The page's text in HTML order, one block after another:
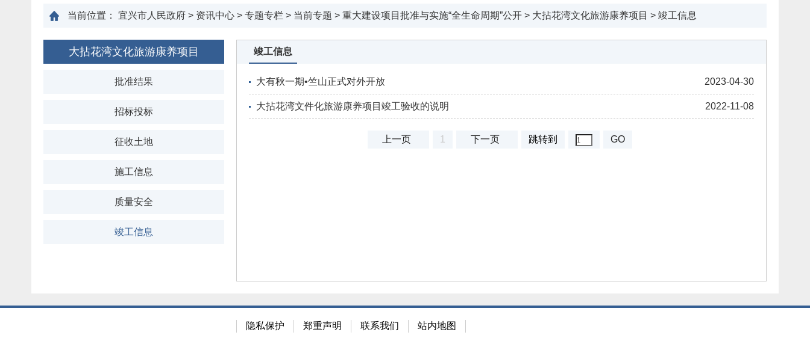
当前位置： 宜兴市人民政府 > 资讯中心 > 专题专栏 > 当前专题 > 重大建设项目批准与实施“全生命周期”公开 > 大拈花湾文化旅游康养项目 > 竣工信息
大拈花湾文化旅游康养项目
批准结果
招标投标
征收土地
施工信息
质量安全
竣工信息
竣工信息
大有秋一期•竺山正式对外开放 2023-04-30
大拈花湾文件化旅游康养项目竣工验收的说明 2022-11-08
上一页 1 下一页 跳转到 GO
隐私保护 郑重声明 联系我们 站内地图